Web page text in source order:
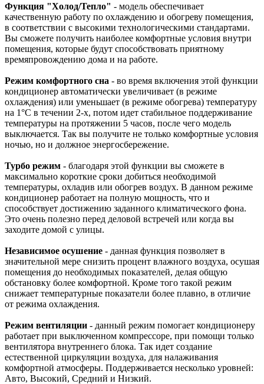
Функция "Холод/Тепло" - модель обеспечивает
качественную работу по охлаждению и обогреву помещения,
в соответствии с высокими технологическими стандартами.
Вы сможете получить наиболее комфортные условия внутри
помещения, которые будут способствовать приятному
времяпровождению дома и на работе.
Режим комфортного сна - во время включения этой функции
кондиционер автоматически увеличивает (в режиме
охлаждения) или уменьшает (в режиме обогрева) температуру
на 1°С в течении 2-х, потом идет стабильное поддерживание
температуры на протяжении 5 часов, после чего модель
выключается. Так вы получите не только комфортные условия
ночью, но и должное энергосбережение.
Турбо режим - благодаря этой функции вы сможете в
максимально короткие сроки добиться необходимой
температуры, охладив или обогрев воздух. В данном режиме
кондиционер работает на полную мощность, что и
способствует достижению заданного климатического фона.
Это очень полезно перед деловой встречей или когда вы
заходите домой с улицы.
Независимое осушение - данная функция позволяет в
значительной мере снизить процент влажного воздуха, осушая
помещения до необходимых показателей, делая общую
обстановку более комфортной. Кроме того такой режим
снижает температурные показатели более плавно, в отличие
от режима охлаждения.
Режим вентиляции - данный режим помогает кондиционеру
работает при выключенном компрессоре, при помощи только
вентилятора внутреннего блока. Так идет создание
естественной циркуляции воздуха, для налаживания
комфортной атмосферы. Поддерживается несколько уровней:
Авто, Высокий, Средний и Низкий.